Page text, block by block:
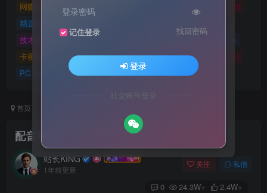
网赚项目 (4898) 网站源码 (2)
精选游戏大作合集
技术教程 技术教程 (5)
卡密账号 主题美化(0) Zibll美化(21) Switch游戏 (2872)
PC GAME (5219) I T 项 目 3A巨作
首页
配音神器Pro永久版开通流程
站长KING
1年前更新
关注 私信
0 24.3W+ 2.4W+
登录密码
记住登录 找回密码
登录
社交账号登录